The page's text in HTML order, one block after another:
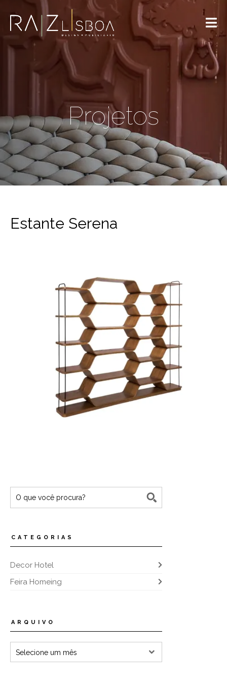
Projetos
Estante Serena
CATEGORIAS
Decor Hotel
Feira Homeing
ARQUIVO